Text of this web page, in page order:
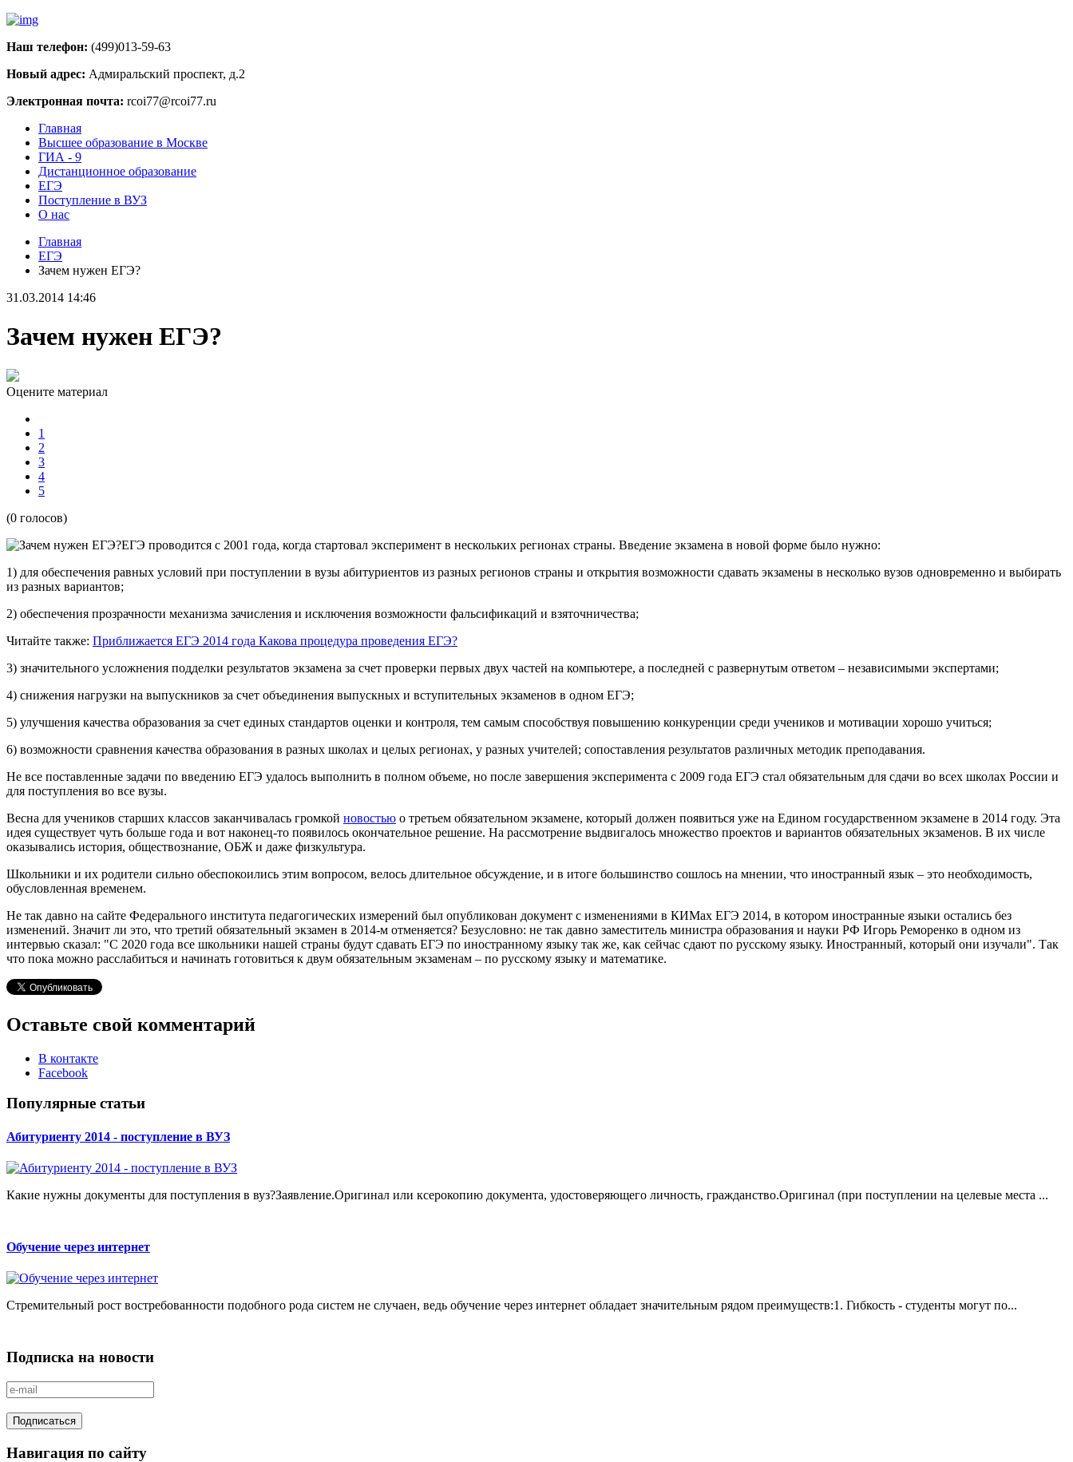
Наш телефон: (499)013-59-63
Новый адрес: Адмиральский проспект, д.2
Электронная почта: rcoi77@rcoi77.ru
Главная
Высшее образование в Москве
ГИА - 9
Дистанционное образование
ЕГЭ
Поступление в ВУЗ
О нас
Главная
ЕГЭ
Зачем нужен ЕГЭ?
31.03.2014 14:46
Зачем нужен ЕГЭ?
Оцените материал
1
2
3
4
5
(0 голосов)
ЕГЭ проводится с 2001 года, когда стартовал эксперимент в нескольких регионах страны. Введение экзамена в новой форме было нужно:
1) для обеспечения равных условий при поступлении в вузы абитуриентов из разных регионов страны и открытия возможности сдавать экзамены в несколько вузов одновременно и выбирать
из разных вариантов;
2) обеспечения прозрачности механизма зачисления и исключения возможности фальсификаций и взяточничества;
Читайте также: Приближается ЕГЭ 2014 года Какова процедура проведения ЕГЭ?
3) значительного усложнения подделки результатов экзамена за счет проверки первых двух частей на компьютере, а последней с развернутым ответом – независимыми экспертами;
4) снижения нагрузки на выпускников за счет объединения выпускных и вступительных экзаменов в одном ЕГЭ;
5) улучшения качества образования за счет единых стандартов оценки и контроля, тем самым способствуя повышению конкуренции среди учеников и мотивации хорошо учиться;
6) возможности сравнения качества образования в разных школах и целых регионах, у разных учителей; сопоставления результатов различных методик преподавания.
Не все поставленные задачи по введению ЕГЭ удалось выполнить в полном объеме, но после завершения эксперимента с 2009 года ЕГЭ стал обязательным для сдачи во всех школах России и
для поступления во все вузы.
Весна для учеников старших классов заканчивалась громкой новостью о третьем обязательном экзамене, который должен появиться уже на Едином государственном экзамене в 2014 году. Эта
идея существует чуть больше года и вот наконец-то появилось окончательное решение. На рассмотрение выдвигалось множество проектов и вариантов обязательных экзаменов. В их числе
оказывались история, обществознание, ОБЖ и даже физкультура.
Школьники и их родители сильно обеспокоились этим вопросом, велось длительное обсуждение, и в итоге большинство сошлось на мнении, что иностранный язык – это необходимость,
обусловленная временем.
Не так давно на сайте Федерального института педагогических измерений был опубликован документ с изменениями в КИМах ЕГЭ 2014, в котором иностранные языки остались без
изменений. Значит ли это, что третий обязательный экзамен в 2014-м отменяется? Безусловно: не так давно заместитель министра образования и науки РФ Игорь Реморенко в одном из
интервью сказал: "С 2020 года все школьники нашей страны будут сдавать ЕГЭ по иностранному языку так же, как сейчас сдают по русскому языку. Иностранный, который они изучали". Так
что пока можно расслабиться и начинать готовиться к двум обязательным экзаменам – по русскому языку и математике.
Оставьте свой комментарий
В контакте
Facebook
Популярные статьи
Абитуриенту 2014 - поступление в ВУЗ
Какие нужны документы для поступления в вуз?Заявление.Оригинал или ксерокопию документа, удостоверяющего личность, гражданство.Оригинал (при поступлении на целевые места ...
Обучение через интернет
Стремительный рост востребованности подобного рода систем не случаен, ведь обучение через интернет обладает значительным рядом преимуществ:1. Гибкость - студенты могут по...
Подписка на новости
Навигация по сайту